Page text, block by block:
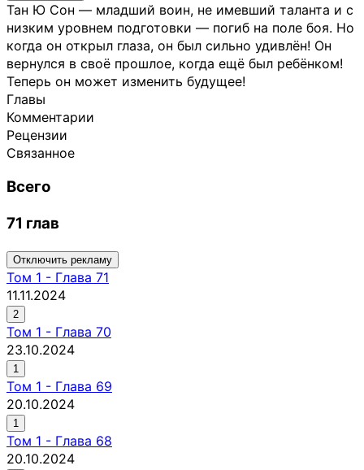
Тан Ю Сон — младший воин, не имевший таланта и с
низким уровнем подготовки — погиб на поле боя. Но
когда он открыл глаза, он был сильно удивлён! Он
вернулся в своё прошлое, когда ещё был ребёнком!
Теперь он может изменить будущее!
Главы
Комментарии
Рецензии
Связанное
Всего
71 глав
Отключить рекламу
Том 1 - Глава 71
11.11.2024
2
Том 1 - Глава 70
23.10.2024
1
Том 1 - Глава 69
20.10.2024
1
Том 1 - Глава 68
20.10.2024